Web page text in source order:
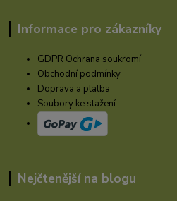
Informace pro zákazníky
GDPR Ochrana soukromí
Obchodní podmínky
Doprava a platba
Soubory ke stažení
Nejčtenější na blogu